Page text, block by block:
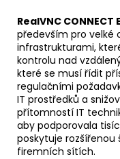
RealVNC
především pro velké
infrastrukturami,
kontrolu nad
které se musí řídit
regulačními
IT prostředků a
přítomností IT
aby podporovala
poskytuje rozšířenou
firemních sítích.